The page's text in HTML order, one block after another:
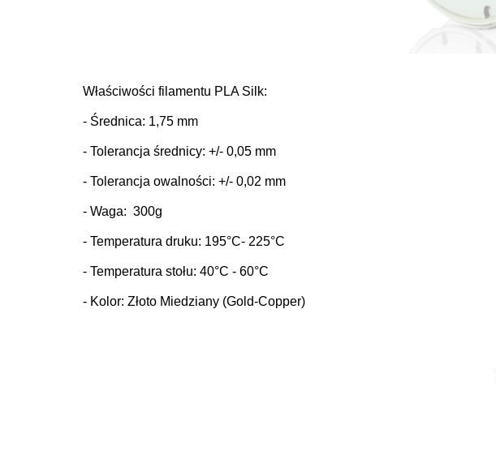
Właściwości filamentu PLA Silk:
- Średnica: 1,75 mm
- Tolerancja średnicy: +/- 0,05 mm
- Tolerancja owalności: +/- 0,02 mm
- Waga: 300g
- Temperatura druku: 195°C- 225°C
- Temperatura stołu: 40°C - 60°C
- Kolor: Złoto Miedziany (Gold-Copper)